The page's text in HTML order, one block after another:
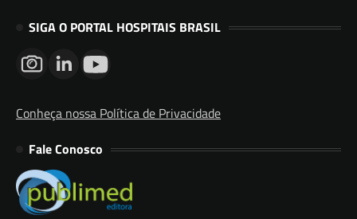
SIGA O PORTAL HOSPITAIS BRASIL
Conheça nossa Política de Privacidade
Fale Conosco